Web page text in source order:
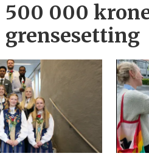
500 000
grensesetting